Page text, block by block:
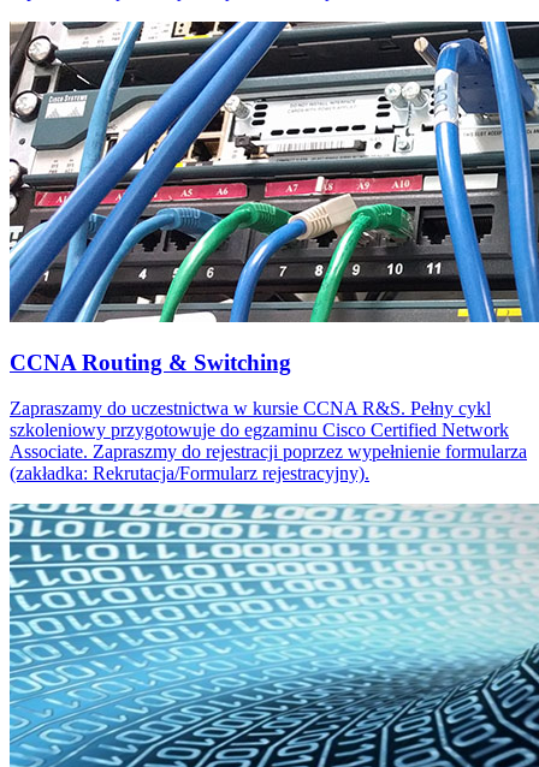
CCNA Routing & Switching
Zapraszamy do uczestnictwa w kursie CCNA R&S. Pełny cykl
szkoleniowy przygotowuje do egzaminu Cisco Certified Network
Associate. Zapraszmy do rejestracji poprzez wypełnienie formularza
(zakładka: Rekrutacja/Formularz rejestracyjny).